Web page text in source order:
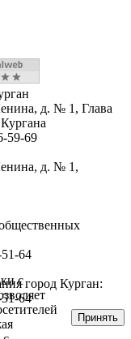
д. № 1, Глава
59-69
д. № 1,
64
город Курган:
51-64
с
Принять